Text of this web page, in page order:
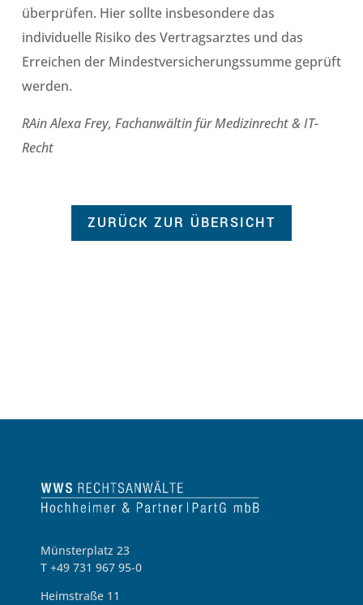
überprüfen. Hier sollte insbesondere das
individuelle Risiko des Vertragsarztes und das
Erreichen der Mindestversicherungssumme geprüft
werden.
RAin Alexa Frey, Fachanwältin für Medizinrecht & IT-
Recht
ZURÜCK ZUR ÜBERSICHT
Münsterplatz 23
T +49 731 967 95-0
Heimstraße 11